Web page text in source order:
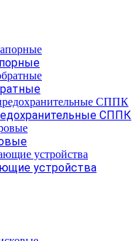
СППК
устройства